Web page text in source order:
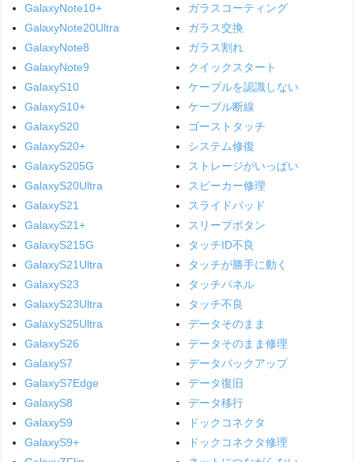
GalaxyNote10+
GalaxyNote20Ultra
GalaxyNote8
GalaxyNote9
GalaxyS10
GalaxyS10+
GalaxyS20
GalaxyS20+
GalaxyS205G
GalaxyS20Ultra
GalaxyS21
GalaxyS21+
GalaxyS215G
GalaxyS21Ultra
GalaxyS23
GalaxyS23Ultra
GalaxyS25Ultra
GalaxyS26
GalaxyS7
GalaxyS7Edge
GalaxyS8
GalaxyS9
GalaxyS9+
ガラスコーティング
ガラス交換
ガラス割れ
クイックスタート
ケーブルを認識しない
ケーブル断線
ゴーストタッチ
システム修復
ストレージがいっぱい
スピーカー修理
スライドパッド
スリープボタン
タッチID不良
タッチが勝手に動く
タッチパネル
タッチ不良
データそのまま
データそのまま修理
データバックアップ
データ復旧
データ移行
ドックコネクタ
ドックコネクタ修理